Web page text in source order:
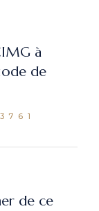
à
de
de ce